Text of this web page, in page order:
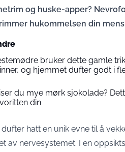
og huske-apper?
hukommelsen din
bruker dette gamle
og hjemmet dufter godt i
du mye mørk sjokolade?
din
hatt en unik evne til å
av nervesystemet. I en